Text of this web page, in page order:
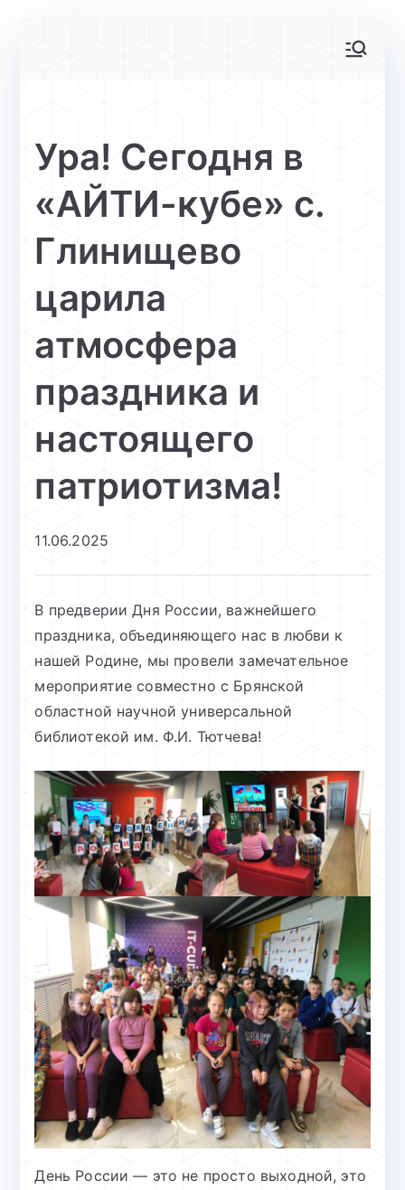
Ура! Сегодня в
«АЙТИ-кубе» с.
Глинищево
царила
атмосфера
праздника и
настоящего
патриотизма!
11.06.2025
В предверии Дня России, важнейшего
праздника, объединяющего нас в любви к
нашей Родине, мы провели замечательное
мероприятие совместно с Брянской
областной научной универсальной
библиотекой им. Ф.И. Тютчева!
День России — это не просто выходной, это